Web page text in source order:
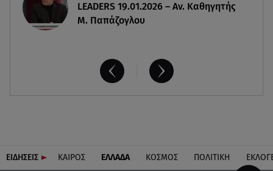
LEADERS 19.01.2026 – Αν. Καθηγητής
Μ. Παπάζογλου
ΕΙΔΗΣΕΙΣ ΚΑΙΡΟΣ ΕΛΛΑΔΑ ΚΟΣΜΟΣ ΠΟΛΙΤΙΚΗ